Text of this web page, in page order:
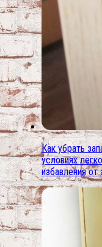
Как убрать
условиях
избавления от